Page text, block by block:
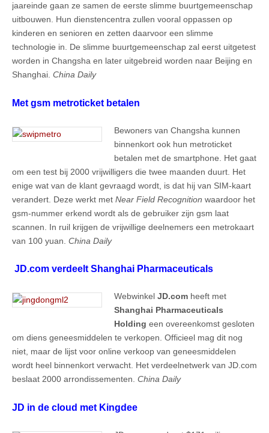
jaareinde gaan ze samen de eerste slimme buurtgemeenschap
uitbouwen. Hun dienstencentra zullen vooral oppassen op
kinderen en senioren en zetten daarvoor een slimme
technologie in. De slimme buurtgemeenschap zal eerst uitgetest
worden in Changsha en later uitgebreid worden naar Beijing en
Shanghai. China Daily
Met gsm metroticket betalen
Bewoners van Changsha kunnen
binnenkort ook hun metroticket
betalen met de smartphone. Het gaat
om een test bij 2000 vrijwilligers die twee maanden duurt. Het
enige wat van de klant gevraagd wordt, is dat hij van SIM-kaart
verandert. Deze werkt met Near Field Recognition waardoor het
gsm-nummer erkend wordt als de gebruiker zijn gsm laat
scannen. In ruil krijgen de vrijwillige deelnemers een metrokaart
van 100 yuan. China Daily
JD.com verdeelt Shanghai Pharmaceuticals
Webwinkel JD.com heeft met
Shanghai Pharmaceuticals
Holding een overeenkomst gesloten
om diens geneesmiddelen te verkopen. Officieel mag dit nog
niet, maar de lijst voor online verkoop van geneesmiddelen
wordt heel binnenkort verwacht. Het verdeelnetwerk van JD.com
beslaat 2000 arrondissementen. China Daily
JD in de cloud met Kingdee